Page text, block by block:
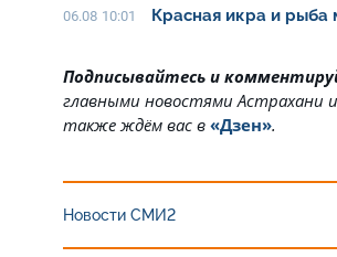
06.08 10:01 Красная икра и рыба
Подписывайтесь и
главными новостями Астрахани
также ждём вас в «Дзен».
Новости СМИ2